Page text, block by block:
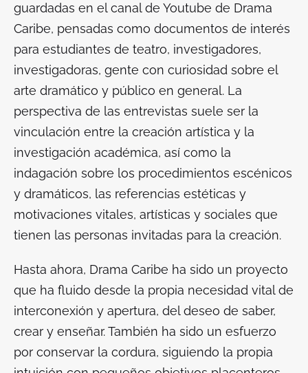
guardadas en el canal de Youtube de Drama
Caribe, pensadas como documentos de interés
para estudiantes de teatro, investigadores,
investigadoras, gente con curiosidad sobre el
arte dramático y público en general. La
perspectiva de las entrevistas suele ser la
vinculación entre la creación artística y la
investigación académica, así como la
indagación sobre los procedimientos escénicos
y dramáticos, las referencias estéticas y
motivaciones vitales, artísticas y sociales que
tienen las personas invitadas para la creación.
Hasta ahora, Drama Caribe ha sido un proyecto
que ha fluido desde la propia necesidad vital de
interconexión y apertura, del deseo de saber,
crear y enseñar. También ha sido un esfuerzo
por conservar la cordura, siguiendo la propia